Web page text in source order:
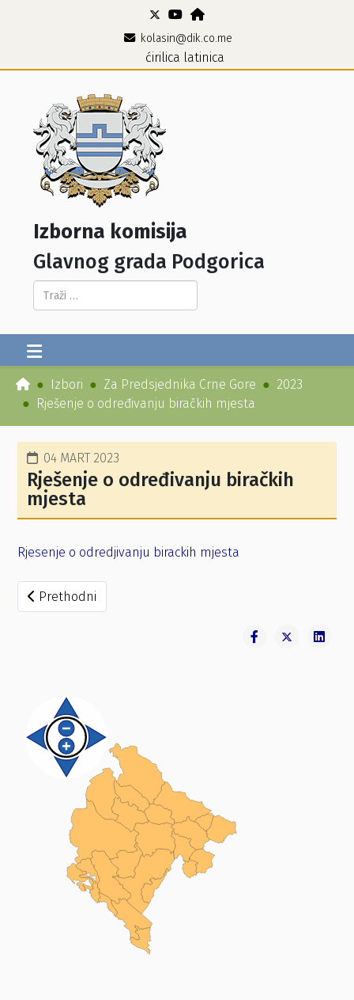
kolasin@dik.co.me
ćirilica latinica
Izborna komisija
Glavnog grada Podgorica
Pretraga...
Izbori Za Predsjednika Crne Gore
2023
Rješenje o određivanju biračkih mjesta
04 MART 2023
Rješenje o određivanju biračkih
mjesta
Rjesenje o odredjivanju birackih mjesta
Prethodni članak: Zaključak
Prethodni